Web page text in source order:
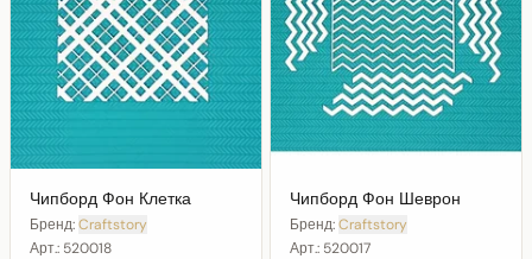
Чипборд Фон Клетка
Бренд:Craftstory
Арт.: 520018
Чипборд Фон Шеврон
Бренд:Craftstory
Арт.: 520017